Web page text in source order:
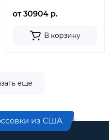
от 30904 р.
В корзину
еще
из США